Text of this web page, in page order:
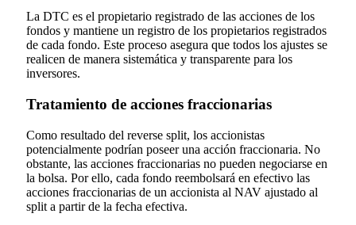
La DTC es el propietario registrado de las acciones de los
fondos y mantiene un registro de los propietarios registrados
de cada fondo. Este proceso asegura que todos los ajustes se
realicen de manera sistemática y transparente para los
inversores.
Tratamiento de acciones fraccionarias
Como resultado del reverse split, los accionistas
potencialmente podrían poseer una acción fraccionaria. No
obstante, las acciones fraccionarias no pueden negociarse en
la bolsa. Por ello, cada fondo reembolsará en efectivo las
acciones fraccionarias de un accionista al NAV ajustado al
split a partir de la fecha efectiva.